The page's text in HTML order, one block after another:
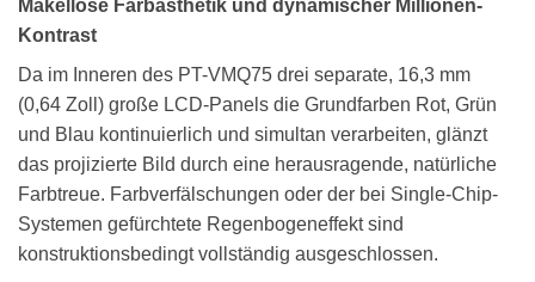
Makellose Farbästhetik und dynamischer Millionen-
Kontrast
Da im Inneren des PT-VMQ75 drei separate, 16,3 mm
(0,64 Zoll) große LCD-Panels die Grundfarben Rot, Grün
und Blau kontinuierlich und simultan verarbeiten, glänzt
das projizierte Bild durch eine herausragende, natürliche
Farbtreue. Farbverfälschungen oder der bei Single-Chip-
Systemen gefürchtete Regenbogeneffekt sind
konstruktionsbedingt vollständig ausgeschlossen.